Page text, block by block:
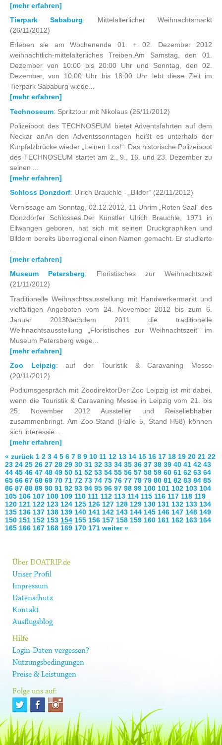
[mehr erfahren]
Tierpark Sababurg: Mittelalterlicher Weihnachtsmarkt
(26/11/2012)
Erleben sie am Wochenende 01. + 02. Dezember 2012
weihnachtlich-mittelalterliches Treiben.Am Samstag, den 01.
Dezember von 10:00 bis 20:00 Uhr und Sonntag, den 02.
Dezember, von 10:00 Uhr bis 18:00 Uhr lebt diese Zeit im
Tierpark Sababurg wiede...
[mehr erfahren]
Technoseum: Spritztour mit Nikolaus (26/11/2012)
Polizeiboot des TECHNOSEUM bietet Adventsfahrten auf dem
Neckar anAn den Adventssonntagen heißt es unterhalb der
Kurpfalzbrücke wieder „Leinen Los!“: Das historische Polizeiboot
des TECHNOSEUM startet am 2., 9., 16. und 23. Dezember zu
seinen ...
[mehr erfahren]
Schloss Donzdorf: Ulrich Brauchle - „Bilder“ (22/11/2012)
Vernissage am Sonntag, 02.12.2012, 11 Uhrim „Roten Saal“ des
Donzdorfer Schlosses.Der Künstler Ulrich Brauchle, 1971 in
Ellwangen geboren, hat sich mit seinen Druckgraphiken und
Bildern bereits überregional einen Namen gemacht. Er studierte
[mehr erfahren]
Museum Petersberg: Floristisches zur Weihnachtszeit
(21/11/2012)
Traditionelle Weihnachtsausstellung mit Handwerkermarkt und
vielfältigen Angeboten vom 24. November 2012 bis zum 6.
Januar 2013Nachdem 2011 die traditionelle
Weihnachtsausstellung „Floristisches zur Weihnachtszeit“ im
Museum Petersberg wege...
[mehr erfahren]
Zoo Leipzig: auf der Touristik & Caravaning Messe
(20/11/2012)
Podiumsgespräch mit ZoodirektorDer Zoo Leipzig ist mit dabei,
wenn die Touristik & Caravaning Messe in Leipzig vom 21. bis
25. November 2012 Aussteller und Reiseliebhaber
zusammenbringt. Am Zoo-Stand (Halle 5, Stand H58) können
sich interessie...
[mehr erfahren]
« zurück 1 2 3 4 5 6 7 8 9 10 11 12 13 14 15 16 17 18 19 20 21 22
23 24 25 26 27 28 29 30 31 32 33 34 35 36 37 38 39 40 41 42 43
44 45 46 47 48 49 50 51 52 53 54 55 56 57 58 59 60 61 62 63 64
65 66 67 68 69 70 71 72 73 74 75 76 77 78 79 80 81 82 83 84 85
86 87 88 89 90 91 92 93 94 95 96 97 98 99 100 101 102 103 104
105 106 107 108 109 110 111 112 113 114 115 116 117 118 119
120 121 122 123 124 125 126 127 128 129 130 131 132 133 134
135 136 137 138 139 140 141 142 143 144 145 146 147 148 149
150 151 152 153 154 155 156 157 158 159 160 161 162 163 164
165 166 167 168 169 170 171 weiter »
Über DOATRIP.de
Unser Profil
Impressum
Datenschutz
Kontakt
Ausflugsblog
Hilfe
Login-Daten vergessen?
Nutzungsbedingungen
Preise & Leistungen
Folge uns auf: